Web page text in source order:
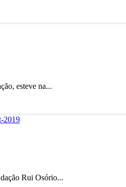
esteve na...
Rui Osório...